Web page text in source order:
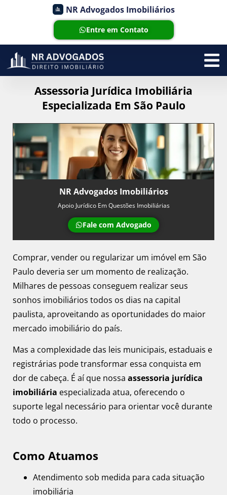
NR Advogados Imobiliários
Entre em Contato
Assessoria Jurídica Imobiliária
Especializada Em São Paulo
NR Advogados Imobiliários
Apoio Jurídico Em Questões Imobiliárias
Fale com Advogado
Comprar, vender ou regularizar um imóvel em São
Paulo deveria ser um momento de realização.
Milhares de pessoas conseguem realizar seus
sonhos imobiliários todos os dias na capital
paulista, aproveitando as oportunidades do maior
mercado imobiliário do país.
Mas a complexidade das leis municipais, estaduais e
registrárias pode transformar essa conquista em
dor de cabeça. É aí que nossa assessoria jurídica
imobiliária especializada atua, oferecendo o
suporte legal necessário para orientar você durante
todo o processo.
Como Atuamos
Atendimento sob medida para cada situação
imobiliária